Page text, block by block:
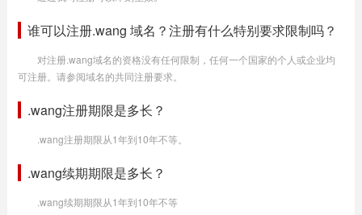
谁可以注册.wang 域名？注册有什么特别要求限制吗？
对注册.wang域名的资格没有任何限制，任何一个国家的个人或企业均
可注册。请参阅域名的共同注册要求。
.wang注册期限是多长？
.wang注册期限从1年到10年不等。
.wang续期期限是多长？
.wang续期期限从1年到10年不等